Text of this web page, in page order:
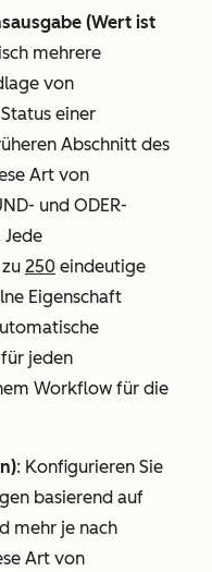
(Wert ist
mehrere
von
einer
Abschnitt des
Art von
- und ODER-
250 eindeutige
Eigenschaft
jeden
Workflow für die
: Konfigurieren Sie
basierend auf
mehr je nach
Art von